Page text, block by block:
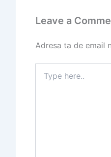
Leave a
Adresa ta de email
here..